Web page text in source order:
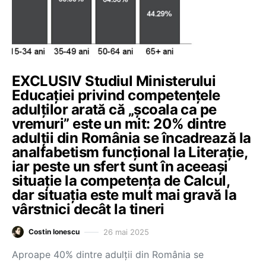
EXCLUSIV Studiul Ministerului
Educației privind competențele
adulților arată că „școala ca pe
vremuri” este un mit: 20% dintre
adulții din România se încadrează la
analfabetism funcțional la Literație,
iar peste un sfert sunt în aceeași
situație la competența de Calcul,
dar situația este mult mai gravă la
vârstnici decât la tineri
Costin Ionescu 26 mai 2025
Aproape 40% dintre adulții din România se